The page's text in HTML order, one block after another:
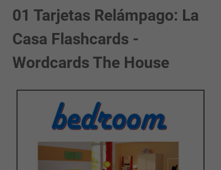
01 Tarjetas Relámpago: La
Casa Flashcards -
Wordcards The House